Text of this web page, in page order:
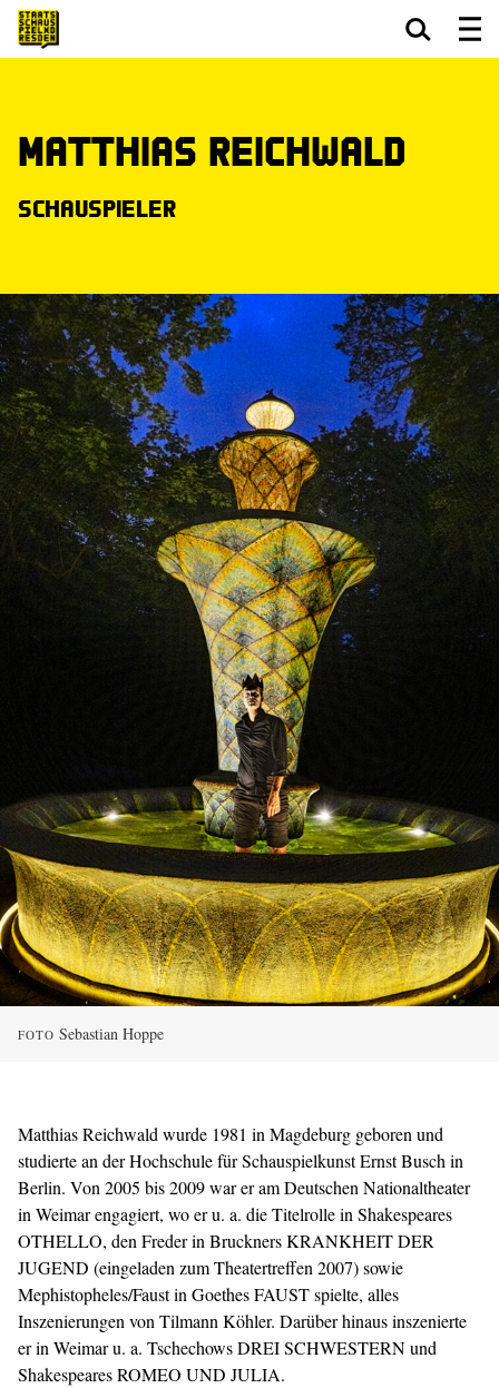
Matthias Reichwald
Schauspieler
FOTO Sebastian Hoppe
Matthias Reichwald wurde 1981 in Magdeburg geboren und
studierte an der Hochschule für Schauspielkunst Ernst Busch in
Berlin. Von 2005 bis 2009 war er am Deutschen Nationaltheater
in Weimar engagiert, wo er u. a. die Titelrolle in Shakespeares
OTHELLO, den Freder in Bruckners KRANKHEIT DER
JUGEND (eingeladen zum Theatertreffen 2007) sowie
Mephistopheles/Faust in Goethes FAUST spielte, alles
Inszenierungen von Tilmann Köhler. Darüber hinaus inszenierte
er in Weimar u. a. Tschechows DREI SCHWESTERN und
Shakespeares ROMEO UND JULIA.